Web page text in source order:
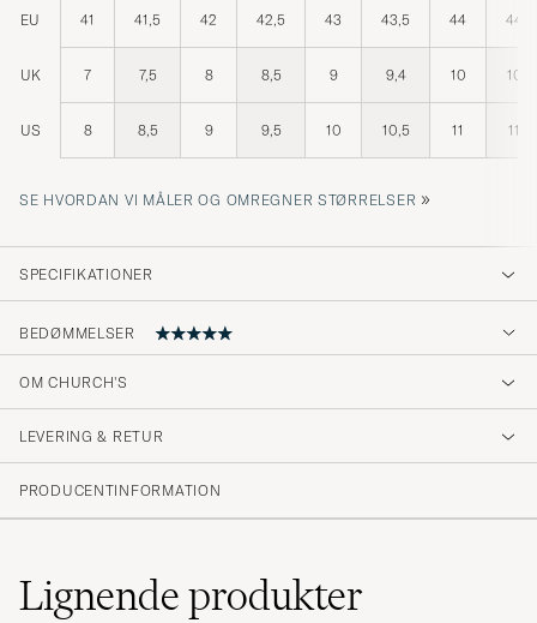
EU 41 41,5 42 42,5 43 43,5 44 44,5
UK 7 7,5 8 8,5 9 9,4 10 10,5
US 8 8,5 9 9,5 10 10,5 11 11,5
SE HVORDAN VI MÅLER OG OMREGNER STØRRELSER »
SPECIFIKATIONER
BEDØMMELSER
Nydelig sko.
MICHAEL BEKOE A
schnelle Lieferung.
STEFFI S KØBTE PÅ CAREOFCARL.DE
OM CHURCH'S
LEVERING & RETUR
PRODUCENTINFORMATION
Lignendeprodukter